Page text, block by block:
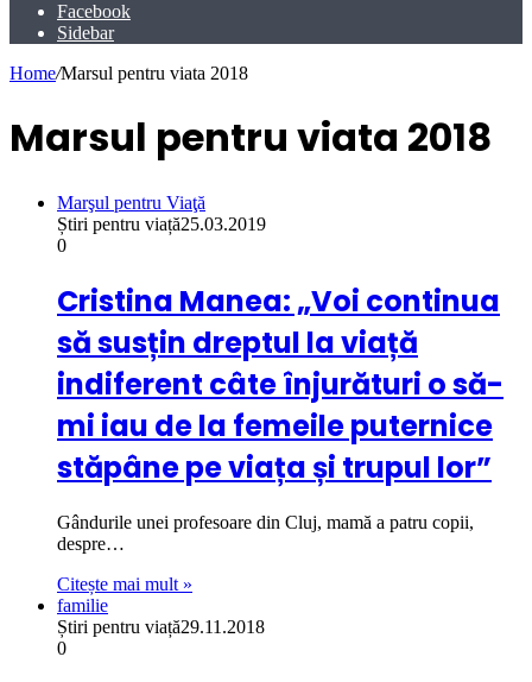
Facebook
Sidebar
Home/Marsul pentru viata 2018
Marsul pentru viata 2018
Marşul pentru Viaţă
Știri pentru viață25.03.2019
0
Cristina Manea: „Voi continua
să susțin dreptul la viață
indiferent câte înjurături o să-
mi iau de la femeile puternice
stăpâne pe viața și trupul lor”
Gândurile unei profesoare din Cluj, mamă a patru copii,
despre…
Citește mai mult »
familie
Știri pentru viață29.11.2018
0